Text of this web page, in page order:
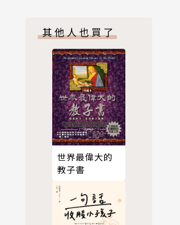
其他人也買了
世界最偉大的
教子書